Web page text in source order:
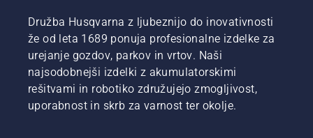
Družba Husqvarna z ljubeznijo do inovativnosti
že od leta 1689 ponuja profesionalne izdelke za
urejanje gozdov, parkov in vrtov. Naši
najsodobnejši izdelki z akumulatorskimi
rešitvami in robotiko združujejo zmogljivost,
uporabnost in skrb za varnost ter okolje.